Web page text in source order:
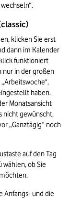
klicken Sie erst
dann im Kalender
funktioniert
nur in der großen
haben.
Monatsansicht
nicht gewünscht,
„Ganztägig“ noch
auf den Tag
ob Sie
Anfangs- und die